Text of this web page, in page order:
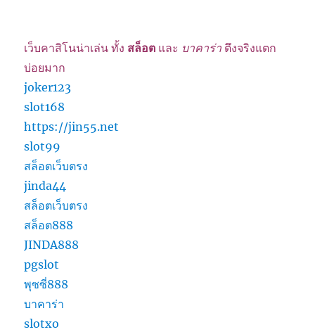
เว็บคาสิโนน่าเล่น ทั้ง สล็อต และ บาคาร่า ตึงจริงแตก
บ่อยมาก
joker123
slot168
https://jin55.net
slot99
สล็อตเว็บตรง
jinda44
สล็อตเว็บตรง
สล็อต888
JINDA888
pgslot
พุซซี่888
บาคาร่า
slotxo